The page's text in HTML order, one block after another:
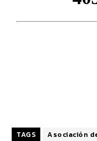
TAGS Asociación